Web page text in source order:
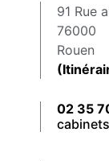
91 Rue
76000
Rouen
02 35